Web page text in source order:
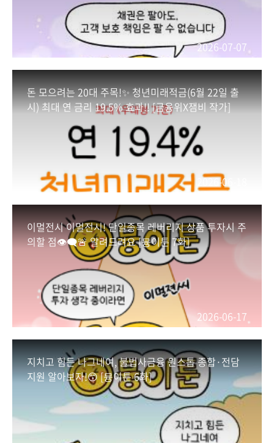
*근로소득 5,000만원 이하(근로소득 외에 종합소
득이 있는 경우에는 종합소득 3,800만원 이하) →
서민형 ISA 요건과 동일
✅ 가입 방법
시중은행과 증권사 영업점 현장, 온라인에서 가입
▶️ 시중 은행 : 부산, 우리, 하나, 경남, 광주, 농협,
신한, 국민, 기업, 아이엠뱅크
▶️ 증권사 : NH, 미래에셋, 유안타, 메리츠, 삼성,
신한투자, 우리투자, 하나, KB, 대신, 신영, 아이엠,
키움, 한국투자, 한화투자
✅ 필수 제출 서류
소득증빙 서류(ISA 가입용 소득확인증명서* 또는
증명서 발급번호)
*국세청 홈택스(또는 정부24) > 소득확인증명서
(개인종합자산관리계좌 가입용) 발급
#금융위원회 #금융위 #금융 #금융정책 #웹툰 #국
민성장펀드
#국민참여형국민성장펀드
2026-07-07
돈 모으려는 20대 주목!✨ 청년미래적금(6월 22일 출
시) 최대 연 금리 19.5% 효과!! [금융위X잼비 작가]
2026-06-18
이멀전시 이멀전시! 단일종목 레버리지 상품 투자시 주
의할 점👁‍🗨🚨 알려드려요 [뮹이툰 7화]
2026-06-17
지치고 힘든 나그네여, 불법사금융 원스톱 종합·전담
지원 알아보자!😙 [뮹이툰 6화]